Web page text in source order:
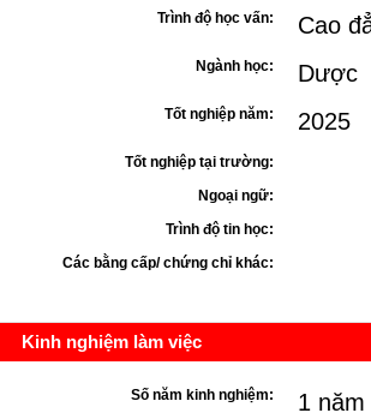
Trình độ học vấn: Cao
Ngành học: Dược
Tốt nghiệp năm: 2025
Tốt nghiệp tại trường:
Ngoại ngữ:
Trình độ tin học:
Các bằng cấp/ chứng chỉ khác:
Kinh nghiệm làm việc
Số năm kinh nghiệm: 1 năm